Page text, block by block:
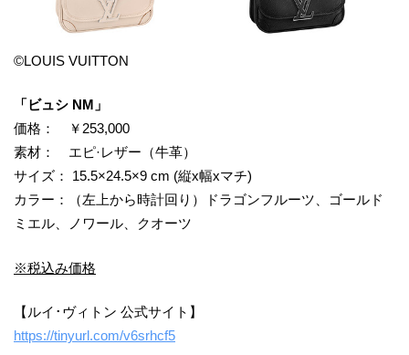
©LOUIS VUITTON
「ビュシ NM」
価格： ￥253,000
素材： エピ·レザー（牛革）
サイズ： 15.5×24.5×9 cm (縦x幅xマチ)
カラー：（左上から時計回り）ドラゴンフルーツ、ゴールド
ミエル、ノワール、クオーツ
※税込み価格
【ルイ･ヴィトン 公式サイト】
https://tinyurl.com/v6srhcf5